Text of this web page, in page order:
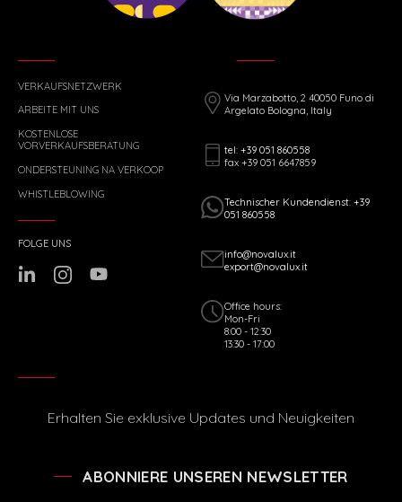
VERKAUFSNETZWERK
ARBEITE MIT UNS
KOSTENLOSE
VORVERKAUFSBERATUNG
ONDERSTEUNING NA VERKOOP
WHISTLEBLOWING
Via Marzabotto, 2 40050 Funo di
Argelato Bologna, Italy
tel: +39 051 860558
fax +39 051 6647859
Technischer Kundendienst: +39
051 860558
info@novalux.it
export@novalux.it
Office hours:
Mon-Fri
8:00 - 12:30
13:30 - 17:00
FOLGE UNS
Erhalten Sie exklusive Updates und Neuigkeiten
ABONNIERE UNSEREN NEWSLETTER